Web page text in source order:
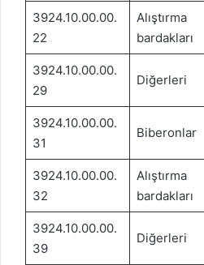
3924.10.00.00.
22
Alıştırma
bardakları
3924.10.00.00.
29
Diğerleri
3924.10.00.00.
31
Biberonlar
3924.10.00.00.
32
Alıştırma
bardakları
3924.10.00.00.
39
Diğerleri